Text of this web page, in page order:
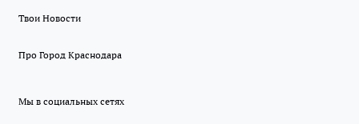
Твои Новости
Про Город Краснодара
Мы в социальных сетях